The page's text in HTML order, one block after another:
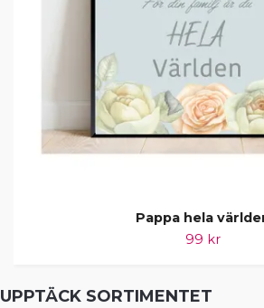
UPPTÄCK SORTIMENTET
Pappa hela
99 kr